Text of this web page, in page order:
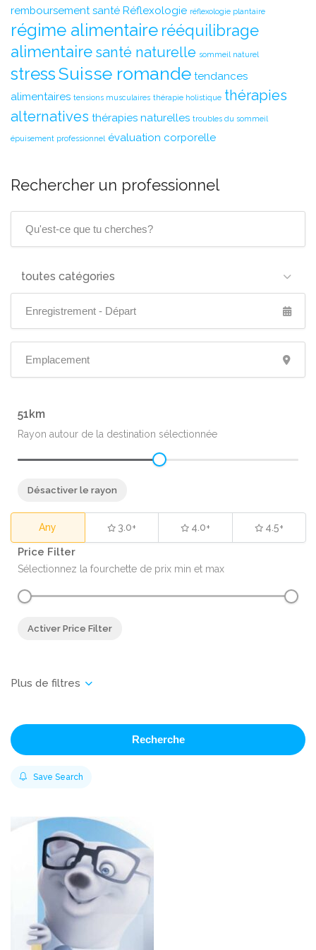
remboursement santé Réflexologie réflexologie plantaire
régime alimentaire rééquilibrage
alimentaire santé naturelle sommeil naturel
stressSuisse romande tendances
alimentaires tensions musculaires thérapie holistique thérapies
alternatives thérapies naturelles troubles du sommeil
épuisement professionnel évaluation corporelle
Rechercher un professionnel
toutes catégories
51
Rayon autour de la destination sélectionnée
Désactiver le rayon
Any 3.0+ 4.0+ 4.5+
Price Filter
Sélectionnez la fourchette de prix min et max
Activer Price Filter
Recherche
Save Search